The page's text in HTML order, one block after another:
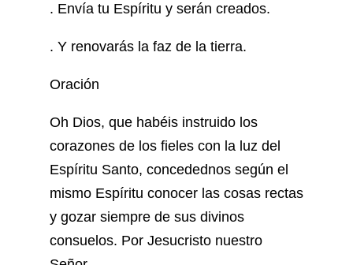
. Envía tu Espíritu y serán creados.
. Y renovarás la faz de la tierra.
Oración
Oh Dios, que habéis instruido los
corazones de los fieles con la luz del
Espíritu Santo, concedednos según el
mismo Espíritu conocer las cosas rectas
y gozar siempre de sus divinos
consuelos. Por Jesucristo nuestro